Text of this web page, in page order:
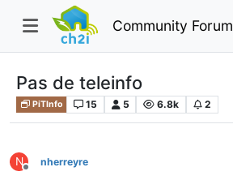
Community Forum
Pas de teleinfo
PiTInfo 15 5 6.8k 2
N
Offline
nherreyre